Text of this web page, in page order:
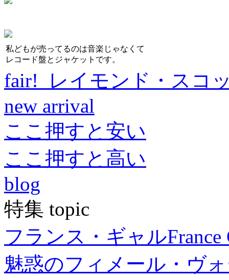
私どもが売ってるのは音楽じゃなくて
レコード盤とジャケットです。
fair! レイモンド・スコ
new arrival
ここ押すと安い
ここ押すと高い
blog
特集 topic
フランス・ギャルFrance
魅惑のフィメール・ヴ